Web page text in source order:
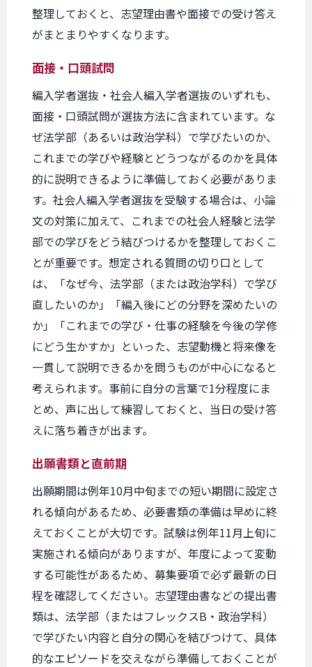
整理しておくと、志望理由書や面接での受け答え
がまとまりやすくなります。
面接・口頭試問
編入学者選抜・社会人編入学者選抜のいずれも、
面接・口頭試問が選抜方法に含まれています。な
ぜ法学部（あるいは政治学科）で学びたいのか、
これまでの学びや経験とどうつながるのかを具体
的に説明できるように準備しておく必要がありま
す。社会人編入学者選抜を受験する場合は、小論
文の対策に加えて、これまでの社会人経験と法学
部での学びをどう結びつけるかを整理しておくこ
とが重要です。想定される質問の切り口として
は、「なぜ今、法学部（または政治学科）で学び
直したいのか」「編入後にどの分野を深めたいの
か」「これまでの学び・仕事の経験を今後の学修
にどう生かすか」といった、志望動機と将来像を
一貫して説明できるかを問うものが中心になると
考えられます。事前に自分の言葉で1分程度にま
とめ、声に出して練習しておくと、当日の受け答
えに落ち着きが出ます。
出願書類と直前期
出願期間は例年10月中旬までの短い期間に設定さ
れる傾向があるため、必要書類の準備は早めに終
えておくことが大切です。試験は例年11月上旬に
実施される傾向がありますが、年度によって変動
する可能性があるため、募集要項で必ず最新の日
程を確認してください。志望理由書などの提出書
類は、法学部（またはフレックスB・政治学科）
で学びたい内容と自分の関心を結びつけて、具体
的なエピソードを交えながら準備しておくことが